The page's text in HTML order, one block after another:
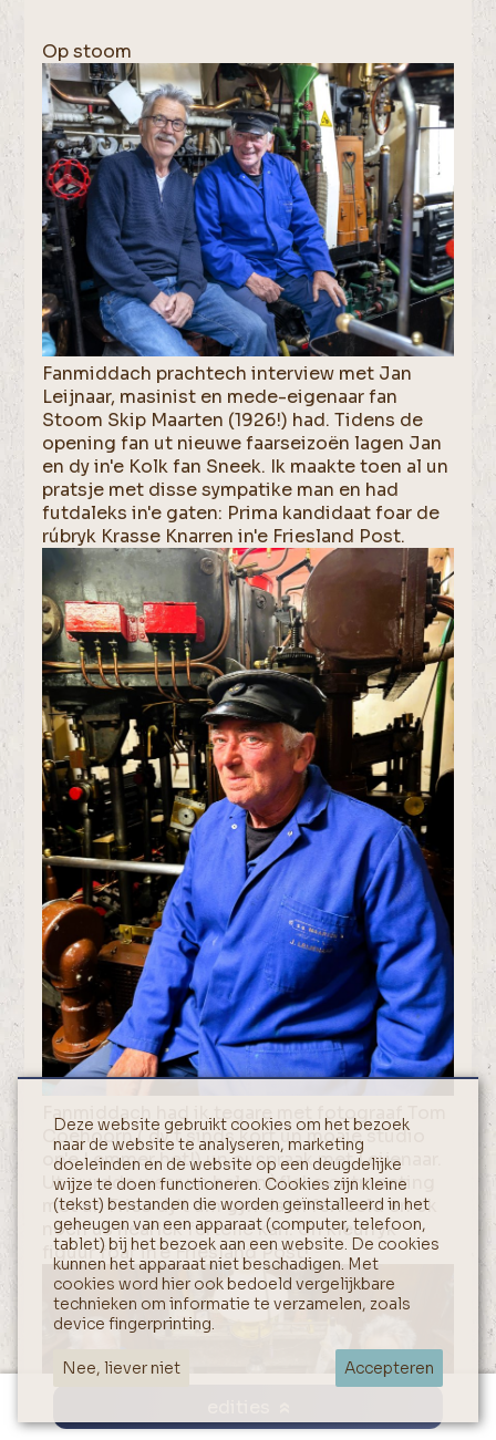
Op stoom
Fanmiddach prachtech interview met Jan
Leijnaar, masinist en mede-eigenaar fan
Stoom Skip Maarten (1926!) had. Tidens de
opening fan ut nieuwe faarseizoën lagen Jan
en dy in'e Kolk fan Sneek. Ik maakte toen al un
pratsje met disse sympatike man en had
futdaleks in'e gaten: Prima kandidaat foar de
rúbryk Krasse Knarren in'e Friesland Post.
Fanmiddach had ik tegare met fotograaf Tom
Coehoorn ( dy't sinds kòrt un moaie studio
op'e Lemmer het!) un ouspraak met Leijenaar.
Ut wurdde wear un hele nòfleke ontmoeting
met un Fries dy't um gyn dach ferfeeld en ok
nòch us hearlek fertelle kan. Un kleurryk
figuur foar in'e Friesland Post!
Deze website gebruikt cookies om het bezoek
naar de website te analyseren, marketing
doeleinden en de website op een deugdelijke
wijze te doen functioneren. Cookies zijn kleine
(tekst) bestanden die worden geïnstalleerd in het
geheugen van een apparaat (computer, telefoon,
tablet) bij het bezoek aan een website. De cookies
kunnen het apparaat niet beschadigen. Met
cookies word hier ook bedoeld vergelijkbare
technieken om informatie te verzamelen, zoals
device fingerprinting.
Nee, liever niet Accepteren